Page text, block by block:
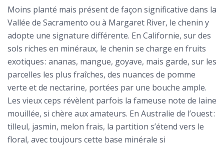
Moins planté mais présent de façon significative dans la
Vallée de Sacramento ou à Margaret River, le chenin y
adopte une signature différente. En Californie, sur des
sols riches en minéraux, le chenin se charge en fruits
exotiques : ananas, mangue, goyave, mais garde, sur les
parcelles les plus fraîches, des nuances de pomme
verte et de nectarine, portées par une bouche ample.
Les vieux ceps révèlent parfois la fameuse note de laine
mouillée, si chère aux amateurs. En Australie de l’ouest :
tilleul, jasmin, melon frais, la partition s’étend vers le
floral, avec toujours cette base minérale si